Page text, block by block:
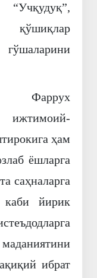
Фаррух
ҳам
ёшларга
саҳналарга
каби йирик
ибрат